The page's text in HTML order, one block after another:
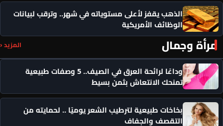
الذهب يقفز لأعلى مستوياته في شهر.. وترقب لبيانات
الوظائف الأمريكية
مرأة وجمال المزيد ‹
وداعًا لرائحة العرق في الصيف.. 5 وصفات طبيعية
تمنحك الانتعاش بثمن بسيط
بخاخات طبيعية لترطيب الشعر يوميًا .. لحمايته من
التقصف والجفاف